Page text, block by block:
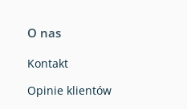
O nas
Kontakt
Opinie klientów